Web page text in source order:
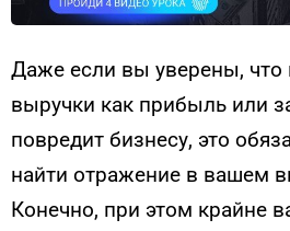
Даже если вы уверены, что
выручки как прибыль или
повредит бизнесу, это
найти отражение в вашем
Конечно, при этом крайне